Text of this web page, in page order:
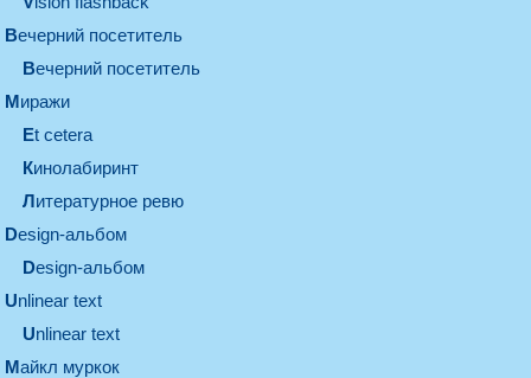
вечерний посетитель
вечерний посетитель
миражи
et cetera
кинолабиринт
литературное ревю
design-альбом
design-альбом
unlinear text
Unlinear text
майкл муркок